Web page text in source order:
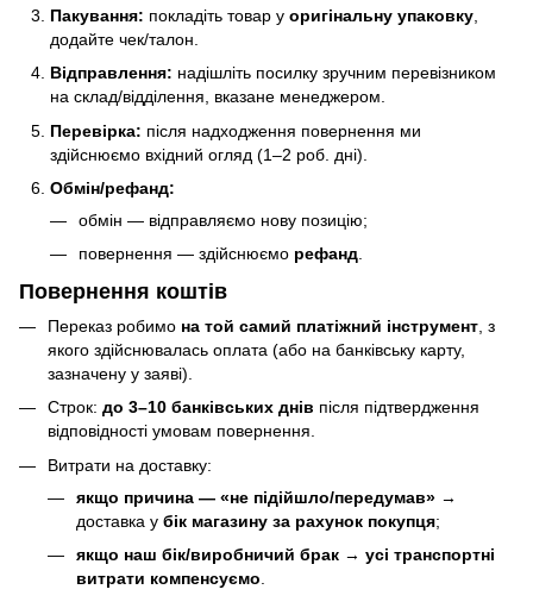
Пакування: покладіть товар у оригінальну упаковку
додайте чек/талон.
Відправлення: надішліть посилку зручним перевізником
на склад/відділення, вказане менеджером.
Перевірка: після надходження повернення ми
здійснюємо вхідний огляд (1–2 роб. дні).
Обмін/рефанд:
обмін — відправляємо нову позицію;
повернення — здійснюємо рефанд.
Повернення коштів
Переказ робимо на той самий платіжний інструмент , з
якого здійснювалась оплата (або на банківську карту,
зазначену у заяві).
Строк: до 3–10 банківських днів після підтвердження
відповідності умовам повернення.
Витрати на доставку:
якщо причина — «не підійшло/передумав» →
доставка у бік магазину за рахунок покупця;
якщо наш бік/виробничий брак → усі транспортні
витрати компенсуємо.